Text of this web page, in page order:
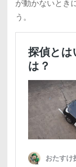
が動かないとき
う。